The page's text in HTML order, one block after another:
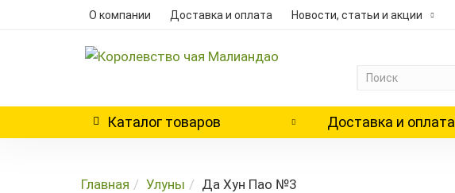
О компании Доставка и оплата Новости, статьи и акции
Каталог товаров Доставка и оплата
Главная Улуны Да Хун Пао №3